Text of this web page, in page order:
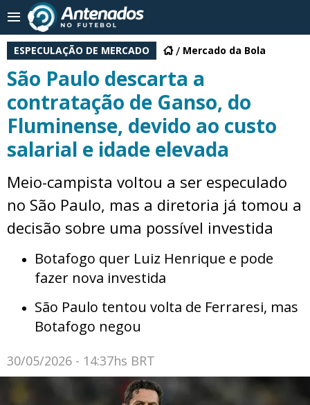
ESPECULAÇÃO DE MERCADO Mercado da Bola
São Paulo descarta a
contratação de Ganso, do
Fluminense, devido ao custo
salarial e idade elevada
Meio-campista voltou a ser especulado
no São Paulo, mas a diretoria já tomou a
decisão sobre uma possível investida
Botafogo quer Luiz Henrique e pode
fazer nova investida
São Paulo tentou volta de Ferraresi, mas
Botafogo negou
30/05/2026 - 14:37hs BRT